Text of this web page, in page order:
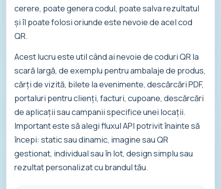
cerere, poate genera codul, poate salva rezultatul
și îl poate folosi oriunde este nevoie de acel cod
QR.
Acest lucru este util când ai nevoie de coduri QR la
scară largă, de exemplu pentru ambalaje de produs,
cărți de vizită, bilete la evenimente, descărcări PDF,
portaluri pentru clienți, facturi, cupoane, descărcări
de aplicații sau campanii specifice unei locații.
Important este să alegi fluxul API potrivit înainte să
începi: static sau dinamic, imagine sau QR
gestionat, individual sau în lot, design simplu sau
rezultat personalizat cu brandul tău.